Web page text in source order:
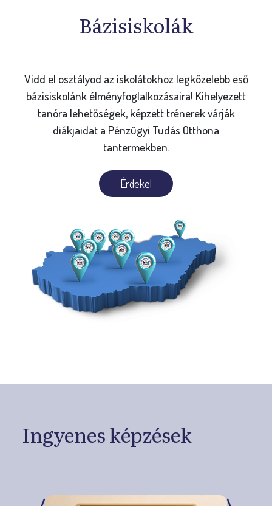
Bázisiskolák
Vidd el osztályod az iskolátokhoz legközelebb eső
bázisiskolánk élményfoglalkozásaira! Kihelyezett
tanóra lehetőségek, képzett trénerek várják
diákjaidat a Pénzügyi Tudás Otthona
tantermekben.
Érdekel
Ingyenes képzések